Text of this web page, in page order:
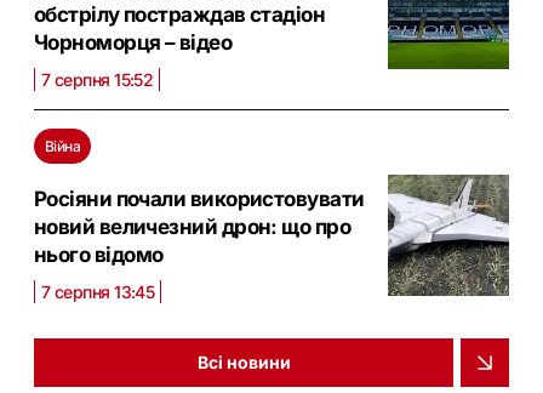
обстрілу постраждав стадіон
Чорноморця – відео
7 серпня 15:52
Війна
Росіяни почали використовувати
новий величезний дрон: що про
нього відомо
7 серпня 13:45
Всі новини